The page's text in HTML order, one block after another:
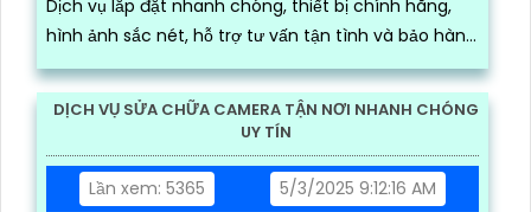
Dịch vụ lắp đặt nhanh chóng, thiết bị chính hãng,
hình ảnh sắc nét, hỗ trợ tư vấn tận tình và bảo hành
lâu dài
DỊCH VỤ SỬA CHỮA CAMERA TẬN NƠI NHANH CHÓNG
UY TÍN
Lần xem: 5365
5/3/2025 9:12:16 AM